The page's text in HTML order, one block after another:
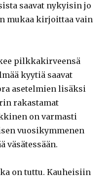
saavat nykyisin jo
mukaa kirjoittaa vain
pilkkakirveensä
kyytiä saavat
asetelmien lisäksi
rakastamat
on varmasti
vuosikymmenen
väsätessään.
on tuttu. Kauheisiin